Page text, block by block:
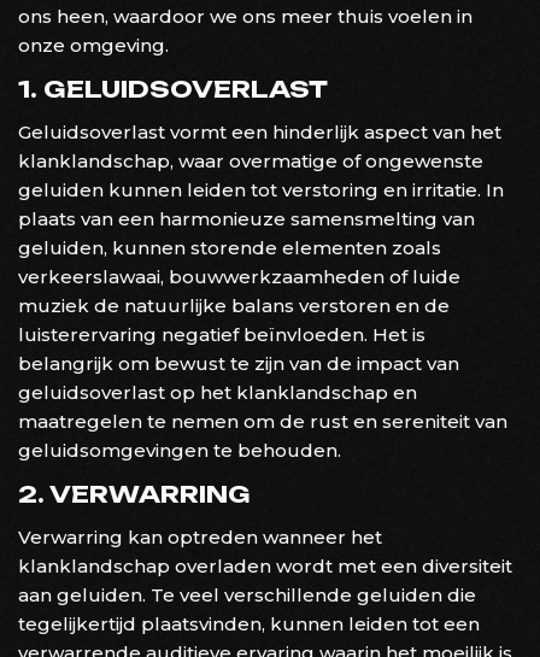
ons heen, waardoor we ons meer thuis voelen in
onze omgeving.
1. GELUIDSOVERLAST
Geluidsoverlast vormt een hinderlijk aspect van het
klanklandschap, waar overmatige of ongewenste
geluiden kunnen leiden tot verstoring en irritatie. In
plaats van een harmonieuze samensmelting van
geluiden, kunnen storende elementen zoals
verkeerslawaai, bouwwerkzaamheden of luide
muziek de natuurlijke balans verstoren en de
luisterervaring negatief beïnvloeden. Het is
belangrijk om bewust te zijn van de impact van
geluidsoverlast op het klanklandschap en
maatregelen te nemen om de rust en sereniteit van
geluidsomgevingen te behouden.
2. VERWARRING
Verwarring kan optreden wanneer het
klanklandschap overladen wordt met een diversiteit
aan geluiden. Te veel verschillende geluiden die
tegelijkertijd plaatsvinden, kunnen leiden tot een
verwarrende auditieve ervaring waarin het moeilijk is